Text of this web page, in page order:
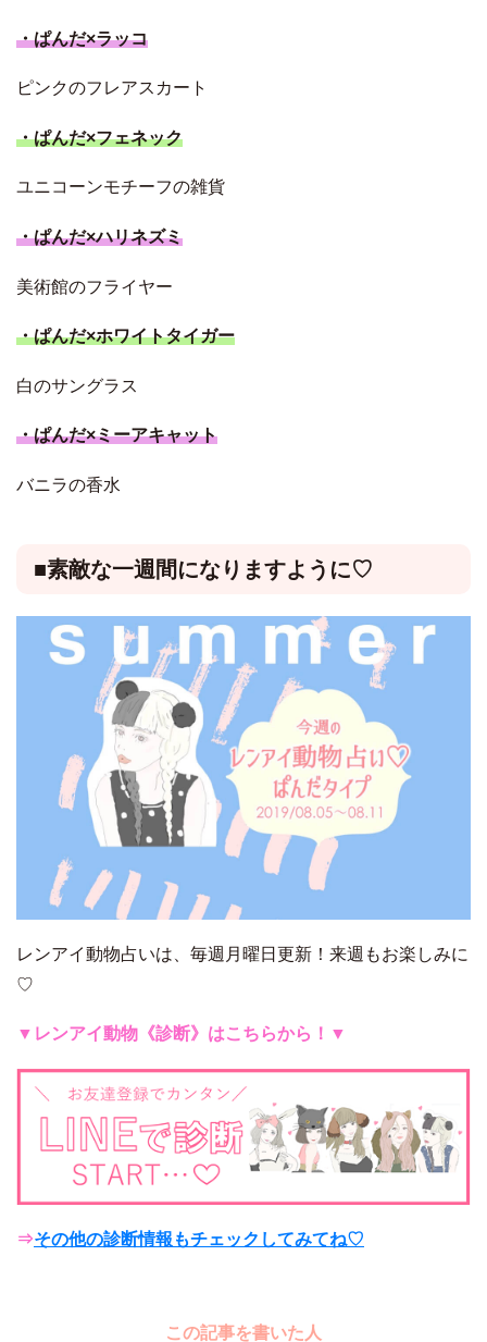
・ぱんだ×ラッコ
ピンクのフレアスカート
・ぱんだ×フェネック
ユニコーンモチーフの雑貨
・ぱんだ×ハリネズミ
美術館のフライヤー
・ぱんだ×ホワイトタイガー
白のサングラス
・ぱんだ×ミーアキャット
バニラの香水
■素敵な一週間になりますように♡
レンアイ動物占いは、毎週月曜日更新！来週もお楽しみに
♡
▼レンアイ動物《診断》はこちらから！▼
⇒その他の診断情報もチェックしてみてね♡
この記事を書いた人